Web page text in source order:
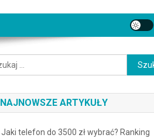
Szukaj:
NAJNOWSZE ARTYKUŁY
Jaki telefon do 3500 zł wybrać? Ranking